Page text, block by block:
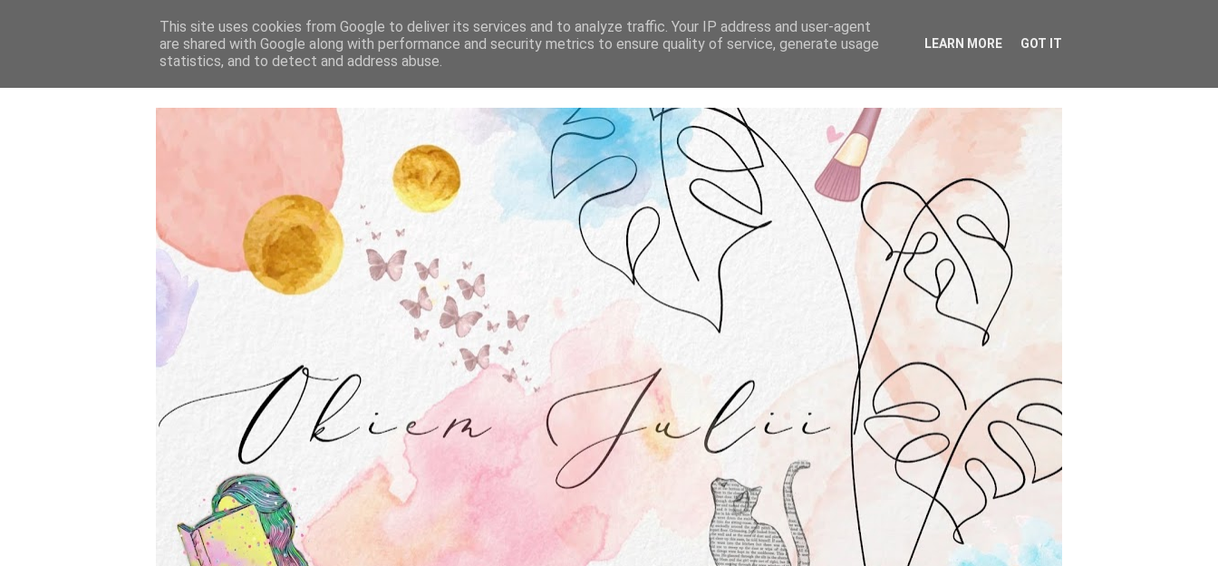
STRONA GŁÓWNA O MNIE WSPÓŁPRACA
This site uses cookies from Google to deliver its services and to analyze traffic. Your IP address and user-agent
are shared with Google along with performance and security metrics to ensure quality of service, generate usage
statistics, and to detect and address abuse.
LEARN MORE GOT IT